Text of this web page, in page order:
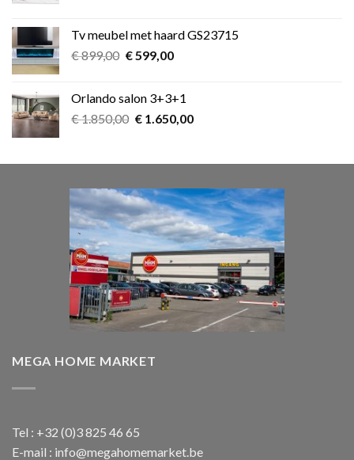
€ 39,00.€ 25,00.
Tv meubel met haard GS23715
€899,00 Oorspronkelijke
€ 899,00.
€599,00Huidige
€ 599,00.
Orlando salon 3+3+1
€1.850,00 Oorspronkelijke
€ 1.850,00.
€1.650,00Huidige
€ 1.650,00.
MEGA HOME MARKET
Tel : +32 (0)3 825 46 65
E-mail : info@megahomemarket.be